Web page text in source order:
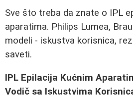
Sve što treba da znate o IPL
aparatima. Philips Lumea,
modeli - iskustva korisnica,
saveti.
IPL Epilacija Kućnim
Vodič sa Iskustvima